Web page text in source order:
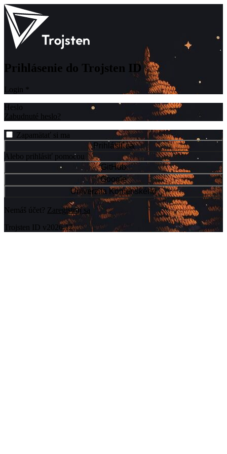
Prihlásenie do Trojsten ID
Login
Heslo
Zabudnuté heslo?
Zapamätať si ma
Prihlásiť sa
Alebo prihlásiť pomocou
GitHub
Google
Univerzita Komenského
Nemáš účet? Zaregistruj sa
Trojsten ID v2026.12